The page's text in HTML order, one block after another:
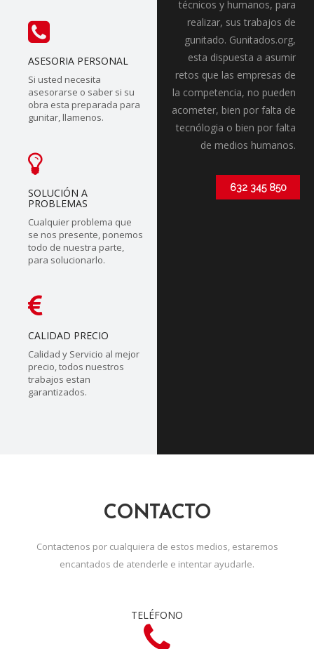
ASESORIA PERSONAL
Si usted necesita
asesorarse o saber si su
obra esta preparada para
gunitar, llamenos.
SOLUCIÓN A
PROBLEMAS
Cualquier problema que
se nos presente, ponemos
todo de nuestra parte,
para solucionarlo.
CALIDAD PRECIO
Calidad y Servicio al mejor
precio, todos nuestros
trabajos estan
garantizados.
técnicos y humanos, para
realizar, sus trabajos de
gunitado. Gunitados.org,
esta dispuesta a asumir
retos que las empresas de
la competencia, no pueden
acometer, bien por falta de
tecnólogia o bien por falta
de medios humanos.
632 345 850
CONTACTO
Contactenos por cualquiera de estos medios, estaremos
encantados de atenderle e intentar ayudarle.
TELÉFONO